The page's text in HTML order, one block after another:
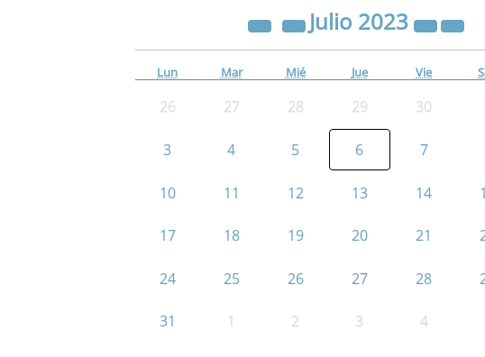
Julio 2023
Lun Mar Mié Jue Vie
26 27 28 29 30
3 4 5 6 7
10 11 12 13 14
17 18 19 20 21
24 25 26 27 28
31 1 2 3 4